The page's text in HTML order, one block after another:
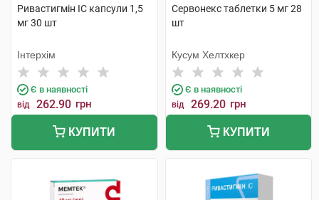
Ривастигмін IC капсули 1,5
мг 30 шт
Інтерхім
Є в наявності
від 262.90 грн
КУПИТИ
Сервонекс таблетки 5 мг 28
шт
Кусум Хелтхкер
Є в наявності
від 269.20 грн
КУПИТИ